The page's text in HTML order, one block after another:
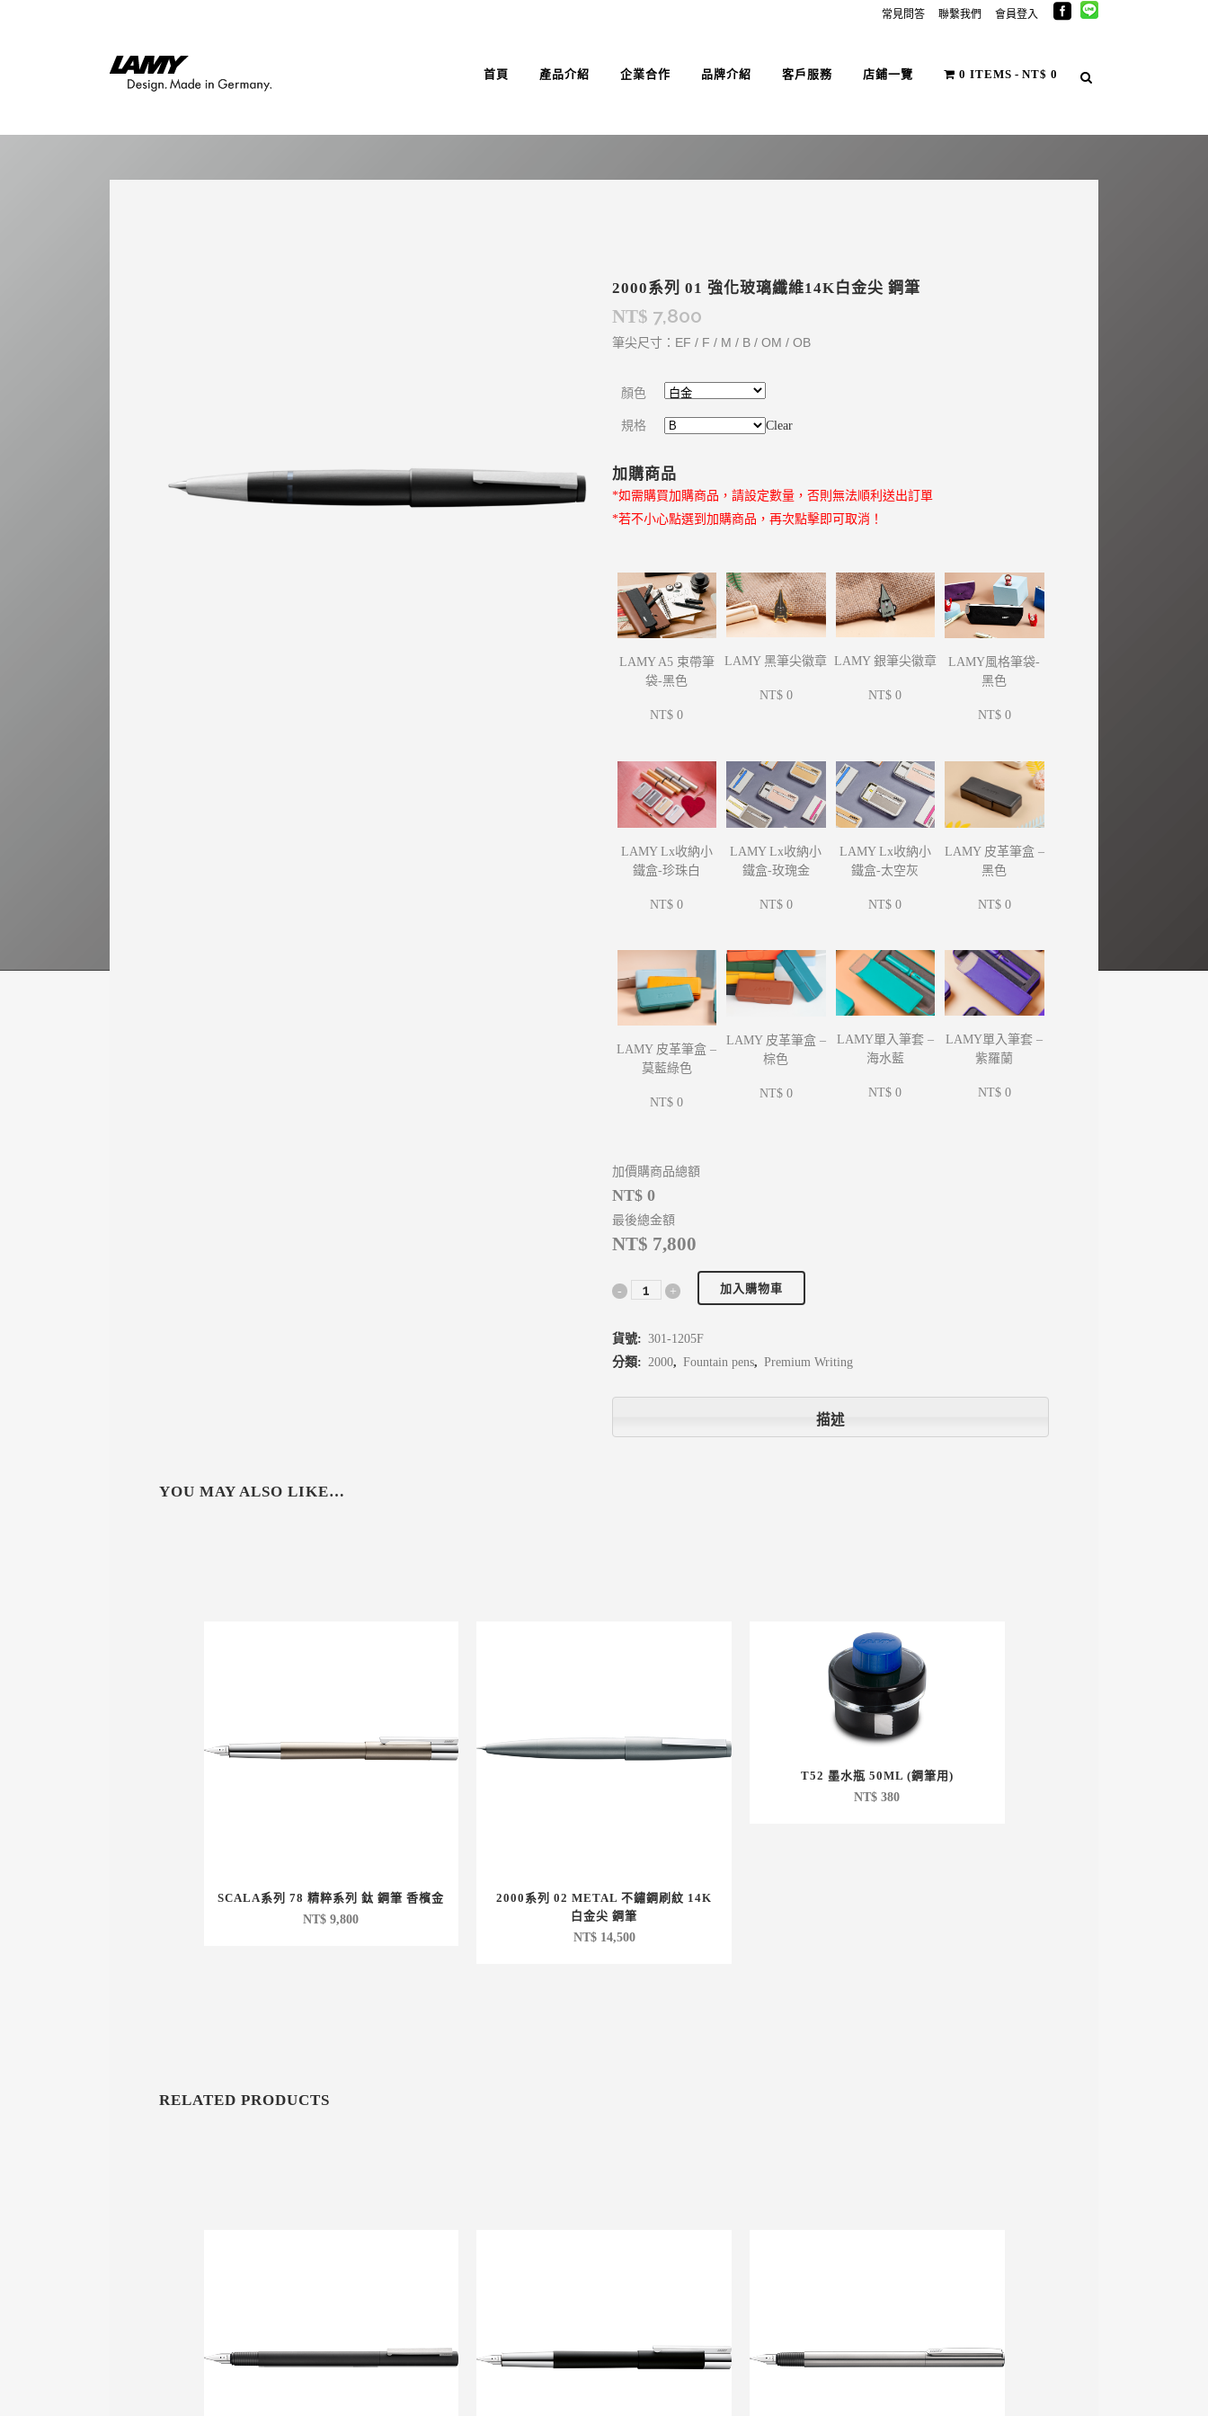
常見問答 聯繫我們 會員登入
首頁 產品介紹 企業合作 品牌介紹 客戶服務 店鋪一覽 0 ITEMS NT$ 0
2000系列 01 強化玻璃纖維14K白金尖 鋼筆
NT$ 7,800
筆尖尺寸：EF / F / M / B / OM / OB
顏色
規格 Clear
加購商品
*如需購買加購商品，請設定數量，否則無法順利送出訂單
*若不小心點選到加購商品，再次點擊即可取消！
LAMY A5 束帶筆
袋-黑色
NT$ 0
LAMY 黑筆尖徽章
NT$ 0
LAMY 銀筆尖徽章
NT$ 0
LAMY風格筆袋-
黑色
NT$ 0
LAMY Lx收納小
鐵盒-珍珠白
NT$ 0
LAMY Lx收納小
鐵盒-玫瑰金
NT$ 0
LAMY Lx收納小
鐵盒-太空灰
NT$ 0
LAMY 皮革筆盒 –
黑色
NT$ 0
LAMY 皮革筆盒 –
莫藍綠色
NT$ 0
LAMY 皮革筆盒 –
棕色
NT$ 0
LAMY單入筆套 –
海水藍
NT$ 0
LAMY單入筆套 –
紫羅蘭
NT$ 0
加價購商品總額
NT$ 0
最後總金額
NT$ 7,800
加入購物車
貨號: 301-1205F
分類: 2000, Fountain pens, Premium Writing
描述
YOU MAY ALSO LIKE…
SCALA系列 78 精粹系列 鈦 鋼筆 香檳金
NT$ 9,800
2000系列 02 METAL 不鏽鋼刷紋 14K
白金尖 鋼筆
NT$14,500
T52 墨水瓶 50ML (鋼筆用)
NT$ 380
RELATED PRODUCTS